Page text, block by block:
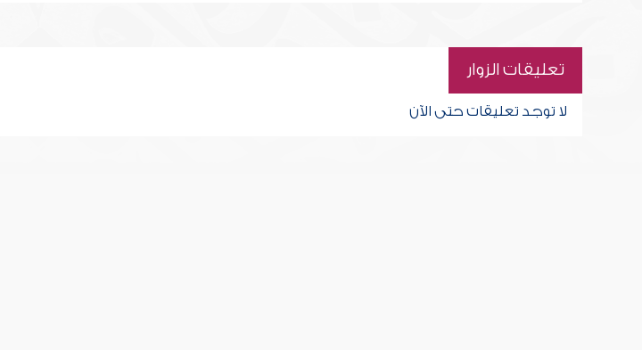
تعليقات الزوار
لا توجد تعليقات حتى الآن